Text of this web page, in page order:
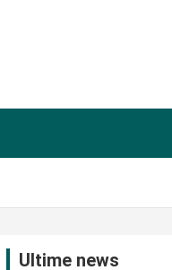
Ultime news